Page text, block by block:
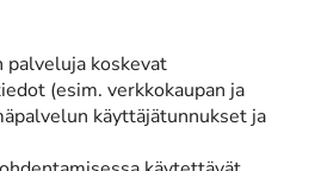
koskevat
(esim. verkkokaupan ja
käyttäjätunnukset ja